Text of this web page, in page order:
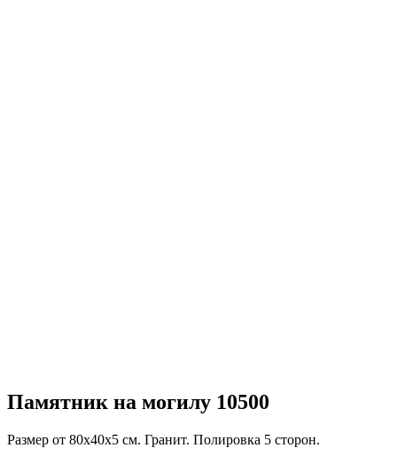
Памятник на могилу 10500
Размер от 80х40х5 см. Гранит. Полировка 5 сторон.